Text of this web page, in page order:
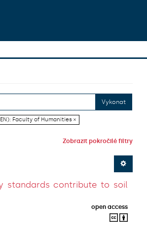
Vykonat
Faculty of Humanities ×
Zobrazit pokročilé filtry
standards contribute to soil
open access